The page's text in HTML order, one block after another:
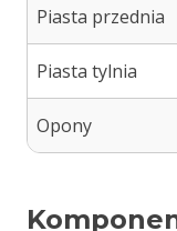
Piasta przednia
Piasta tylnia
Opony